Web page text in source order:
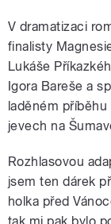
V dramatizaci
finalisty
Lukáše
Igora Bareše a
laděném
jevech na
Rozhlasovou
jsem ten dárek
holka před